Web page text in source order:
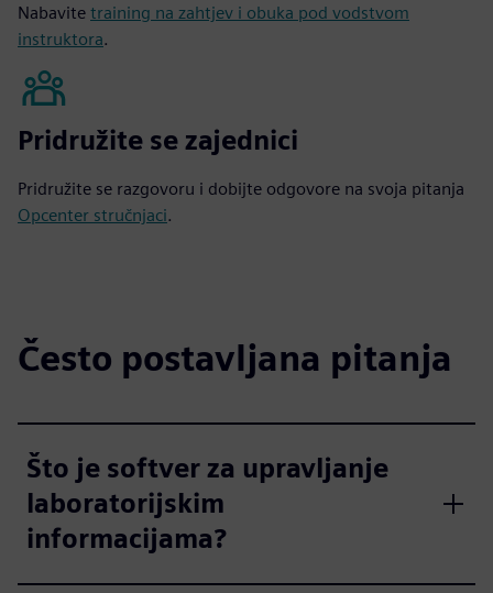
Nabavite training na zahtjev i obuka pod vodstvom
instruktora.
Pridružite se zajednici
Pridružite se razgovoru i dobijte odgovore na svoja pitanja
Opcenter stručnjaci.
Često postavljana pitanja
Što je softver za upravljanje
laboratorijskim
informacijama?